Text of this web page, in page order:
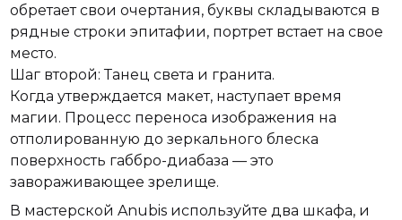
обретает свои очертания, буквы складываются в
рядные строки эпитафии, портрет встает на свое
место.
Шаг второй: Танец света и гранита.
Когда утверждается макет, наступает время
магии. Процесс переноса изображения на
отполированную до зеркального блеска
поверхность габбро-диабаза — это
завораживающее зрелище.
В мастерской Anubis используйте два шкафа, и